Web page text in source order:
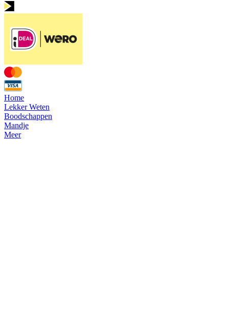
Home
Lekker Weten
Boodschappen
Mandje
Meer